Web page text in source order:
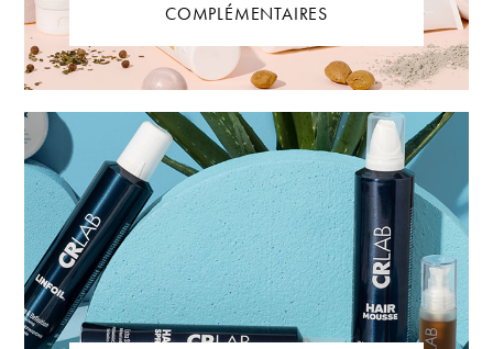
COMPLÉMENTAIRES